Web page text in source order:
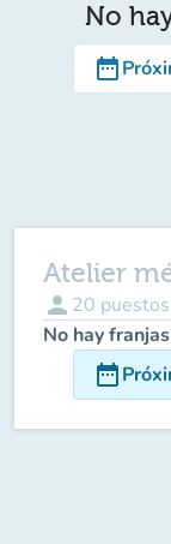
No
date_range
Atelier
person 20 puestos
No hay
date_range